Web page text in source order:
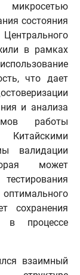
микросетью
состояния
в рамках
что дает
и анализа
работы
Китайскими
валидации
может
сохранения
в процессе
взаимный